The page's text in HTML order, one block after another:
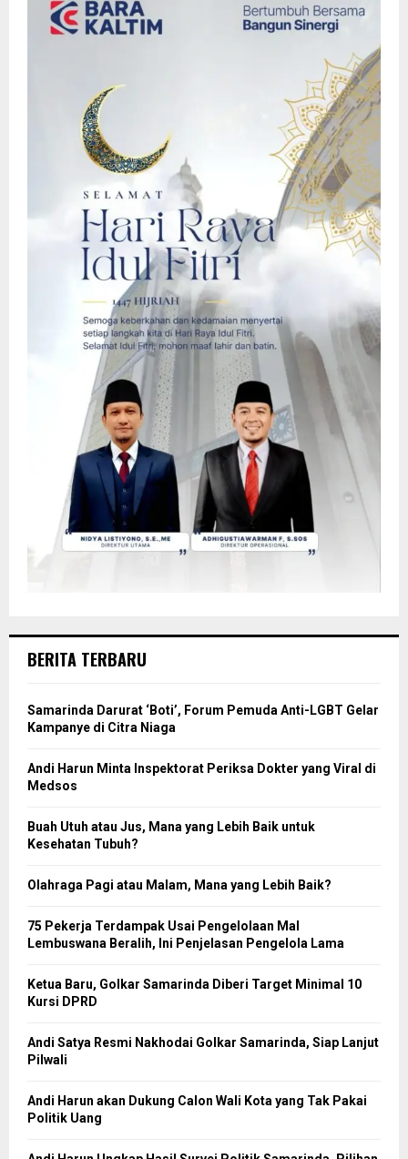
BERITA TERBARU
Samarinda Darurat ‘Boti’, Forum Pemuda Anti-LGBT Gelar
Kampanye di Citra Niaga
Andi Harun Minta Inspektorat Periksa Dokter yang Viral di
Medsos
Buah Utuh atau Jus, Mana yang Lebih Baik untuk
Kesehatan Tubuh?
Olahraga Pagi atau Malam, Mana yang Lebih Baik?
75 Pekerja Terdampak Usai Pengelolaan Mal
Lembuswana Beralih, Ini Penjelasan Pengelola Lama
Ketua Baru, Golkar Samarinda Diberi Target Minimal 10
Kursi DPRD
Andi Satya Resmi Nakhodai Golkar Samarinda, Siap Lanjut
Pilwali
Andi Harun akan Dukung Calon Wali Kota yang Tak Pakai
Politik Uang